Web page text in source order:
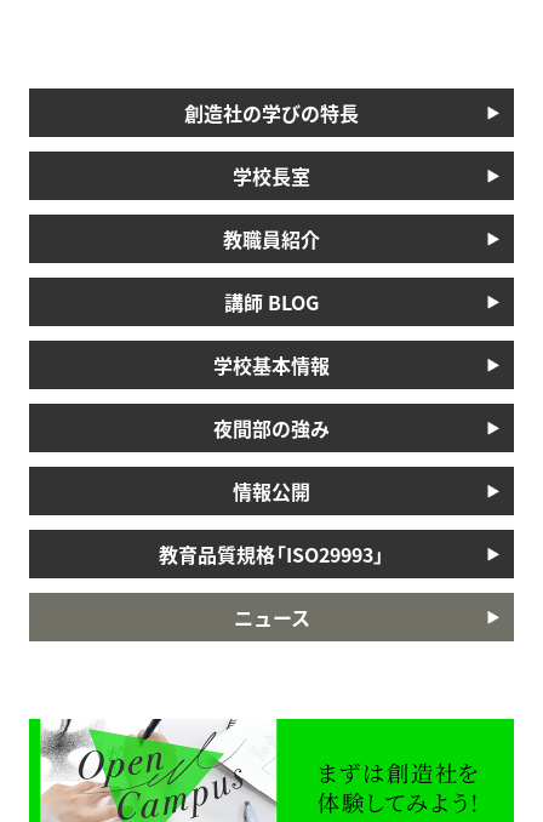
創造社の学びの特長
学校長室
教職員紹介
講師 BLOG
学校基本情報
夜間部の強み
情報公開
教育品質規格「ISO29993」
ニュース